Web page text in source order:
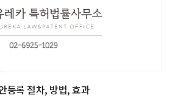
등록 절차, 방법, 효과